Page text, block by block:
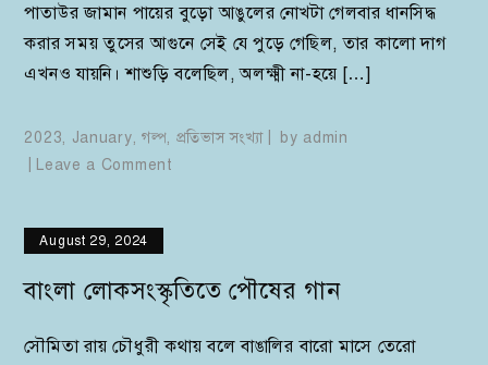
পাতাউর জামান পায়ের বুড়ো আঙুলের নোখটা গেলবার ধানসিদ্ধ
করার সময় তুসের আগুনে সেই যে পুড়ে গেছিল, তার কালো দাগ
এখনও যায়নি। শাশুড়ি বলেছিল, অলক্ষ্মী না-হয়ে […]
2023, January, গল্প, প্রতিভাস সংখ্যা by admin
Leave a Comment
August 29, 2024
বাংলা লোকসংস্কৃতিতে পৌষের গান
সৌমিতা রায় চৌধুরী কথায় বলে বাঙালির বারো মাসে তেরো